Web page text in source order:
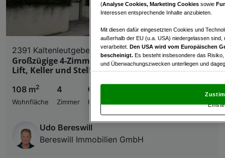
2391 Kaltenleutgeben
Großzügige 4-Zimmer-Dachgeschosswohnung mit
Lift, Keller und Stellplätzen in Kaltenleutgeben
108 m2
Wohnfläche
4
Zimmer
€ 279.000,00
Kaufpreis
Udo Bereswill
Bereswill Immobilien GmbH
(Analyse Cookies, Marketing Cookies sowie
Interessen entsprechende Inhalte anzubieten.
Mit diesen dafür eingesetzten Cookies und
außerhalb der EU (u.a. USA) niedergelassen
verarbeitet. Den USA wird vom Europäischen
bescheinigt. Es besteht insbesondere das
und Überwachungszwecken unterliegen und
und Widerspruch gegen die Verarbeitung auf der
„Cookie Einstellungen“, die sich auf jeder Seite
Wir und unsere Partner